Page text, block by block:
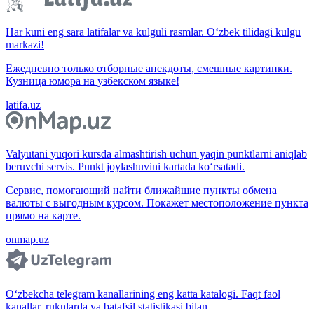
Har kuni eng sara latifalar va kulguli rasmlar. O‘zbek tilidagi kulgu
markazi!
Ежедневно только отборные анекдоты, смешные картинки.
Кузница юмора на узбекском языке!
latifa.uz
Valyutani yuqori kursda almashtirish uchun yaqin punktlarni aniqlab
beruvchi servis. Punkt joylashuvini kartada ko‘rsatadi.
Сервис, помогающий найти ближайшие пункты обмена
валюты с выгодным курсом. Покажет местоположение пункта
прямо на карте.
onmap.uz
O‘zbekcha telegram kanallarining eng katta katalogi. Faqt faol
kanallar, ruknlarda va batafsil statistikasi bilan.